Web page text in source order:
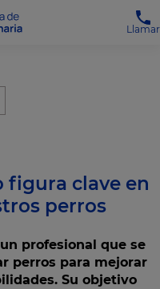
Llamar
figura clave en
perros
profesional que se
perros para mejorar
Su objetivo